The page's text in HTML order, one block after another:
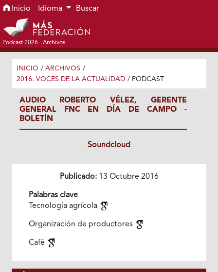
Ir al menú de navegación principal
Ir al contenido principal
Ir al pie de página del sitio
Inicio Idioma Buscar
Podcast 2026 Archivos
INICIO / ARCHIVOS /
2016: VOCES DE LA ACTUALIDAD / PODCAST
AUDIO ROBERTO VÉLEZ, GERENTE
GENERAL FNC EN DÍA DE CAMPO -
BOLETÍN
Soundcloud
Publicado:13 Octubre 2016
Palabras clave
Tecnología agrícola
Organización de productores
Café